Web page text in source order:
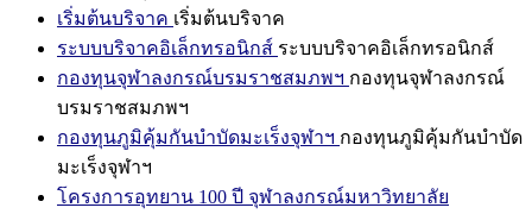
เริ่มต้นบริจาค เริ่มต้นบริจาค
ระบบบริจาคอิเล็กทรอนิกส์ ระบบบริจาคอิเล็กทรอนิกส์
กองทุนจุฬาลงกรณ์บรมราชสมภพฯ กองทุนจุฬาลงกรณ์
บรมราชสมภพฯ
กองทุนภูมิคุ้มกันบำบัดมะเร็งจุฬาฯ กองทุนภูมิคุ้มกันบำบัด
มะเร็งจุฬาฯ
โครงการอุทยาน 100 ปี จุฬาลงกรณ์มหาวิทยาลัย